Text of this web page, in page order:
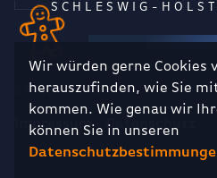
Wir würden gerne Cookies
herauszufinden, wie Sie
kommen. Wie genau wir
können Sie in unseren
SCHLESWIG-
RECHTLICHES
Impressum Datenschutz